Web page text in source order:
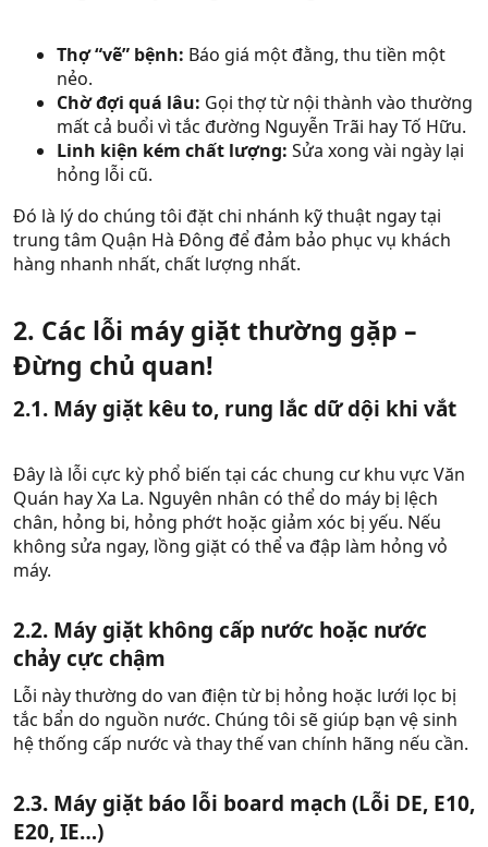
Thợ “vẽ” bệnh: Báo giá một đằng, thu tiền một
nẻo.
Chờ đợi quá lâu: Gọi thợ từ nội thành vào thường
mất cả buổi vì tắc đường Nguyễn Trãi hay Tố Hữu.
Linh kiện kém chất lượng: Sửa xong vài ngày lại
hỏng lỗi cũ.
Đó là lý do chúng tôi đặt chi nhánh kỹ thuật ngay tại
trung tâm Quận Hà Đông để đảm bảo phục vụ khách
hàng nhanh nhất, chất lượng nhất.
2. Các lỗi máy giặt thường gặp –
Đừng chủ quan!​
2.1. Máy giặt kêu to, rung lắc dữ dội khi vắt​
Đây là lỗi cực kỳ phổ biến tại các chung cư khu vực Văn
Quán hay Xa La. Nguyên nhân có thể do máy bị lệch
chân, hỏng bi, hỏng phớt hoặc giảm xóc bị yếu. Nếu
không sửa ngay, lồng giặt có thể va đập làm hỏng vỏ
máy.
2.2. Máy giặt không cấp nước hoặc nước
chảy cực chậm​
Lỗi này thường do van điện từ bị hỏng hoặc lưới lọc bị
tắc bẩn do nguồn nước. Chúng tôi sẽ giúp bạn vệ sinh
hệ thống cấp nước và thay thế van chính hãng nếu cần.
2.3. Máy giặt báo lỗi board mạch (Lỗi DE, E10,
E20, IE…)​